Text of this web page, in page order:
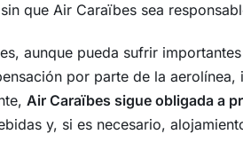
que Air Caraïbes sea
aunque pueda sufrir
por parte de la aerolínea,
Air Caraïbes sigue obligada a
y, si es necesario,